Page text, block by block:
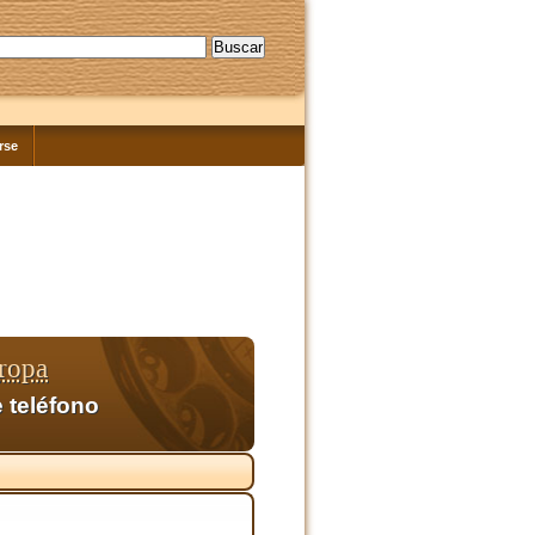
teléfono